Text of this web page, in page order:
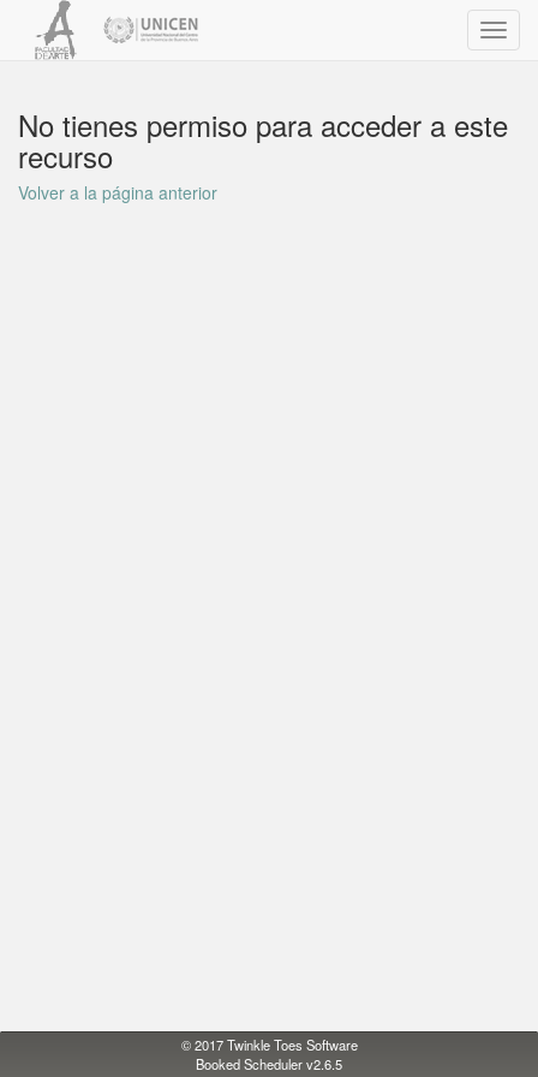
No tienes permiso para acceder a este
recurso
Volver a la página anterior
© 2017Twinkle Toes Software
Booked Scheduler v2.6.5